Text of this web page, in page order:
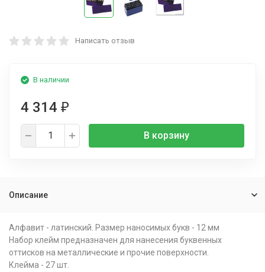
Написать отзыв
В наличии
4 314 ₽
В корзину
Описание
Алфавит - латинский. Размер наносимых букв - 12 мм
Набор клейм предназначен для нанесения буквенных
оттисков на металлические и прочие поверхности.
Клейма - 27 шт.